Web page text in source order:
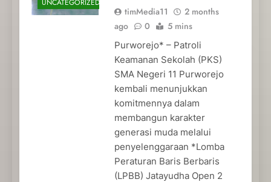
UNCATEGORIZED
timMedia11
2 months
ago
0 5 mins
Purworejo* – Patroli
Keamanan Sekolah (PKS)
SMA Negeri 11 Purworejo
kembali menunjukkan
komitmennya dalam
membangun karakter
generasi muda melalui
penyelenggaraan *Lomba
Peraturan Baris Berbaris
(LPBB) Jatayudha Open 2